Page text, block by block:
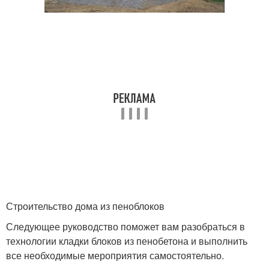
Строительство дома из пеноблоков
Следующее руководство поможет вам разобраться в
технологии кладки блоков из пенобетона и выполнить
все необходимые мероприятия самостоятельно.